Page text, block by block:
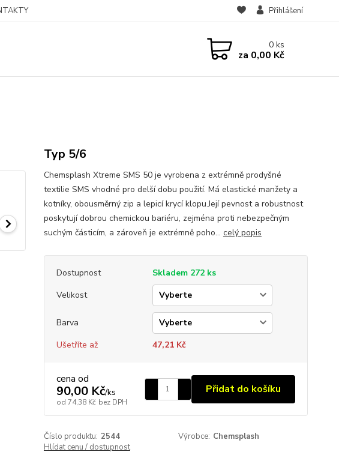
Přihlášení
0ks
za 0,00 Kč
Typ 5/6
Chemsplash Xtreme SMS 50 je vyrobena z extrémně prodyšné
textilie SMS vhodné pro delší dobu použití. Má elastické manžety a
kotníky, obousměrný zip a lepicí krycí klopu.Její pevnost a robustnost
poskytují dobrou chemickou bariéru, zejména proti nebezpečným
suchým částicím, a zároveň je extrémně poho... celý popis
Dostupnost
Skladem 272 ks
Velikost
Barva
Ušetříte až
47,21 Kč
cena od
90,00 Kč/ks
od 74,38 Kč bez DPH
Přidat do košíku
Číslo produktu: 2544 Výrobce: Chemsplash
Hlídat cenu / dostupnost